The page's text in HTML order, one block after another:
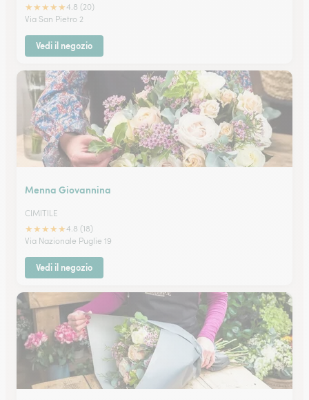
★★★★★4.8 (20)
Via San Pietro 2
Vedi il negozio
Menna Giovannina
CIMITILE
★★★★★4.8 (18)
Via Nazionale Puglie 19
Vedi il negozio